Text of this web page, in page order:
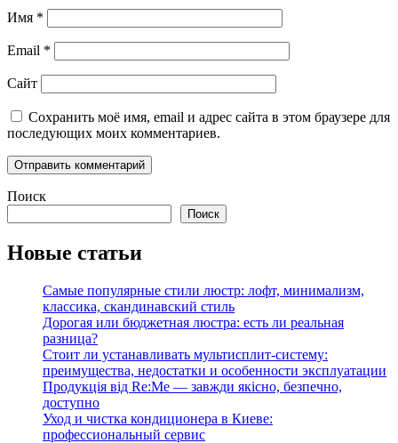
Имя *
Email *
Сайт
Сохранить моё имя, email и адрес сайта в этом браузере для
последующих моих комментариев.
Поиск
Поиск
Новые статьи
Самые популярные стили люстр: лофт, минимализм,
классика, скандинавский стиль
Дорогая или бюджетная люстра: есть ли реальная
разница?
Стоит ли устанавливать мультисплит-систему:
преимущества, недостатки и особенности эксплуатации
Продукція від Re:Me — завжди якісно, безпечно,
доступно
Уход и чистка кондиционера в Киеве:
профессиональный сервис